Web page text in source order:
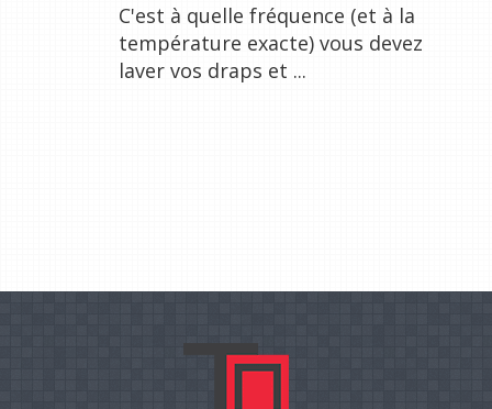
C'est à quelle fréquence (et à la
température exacte) vous devez
laver vos draps et ...